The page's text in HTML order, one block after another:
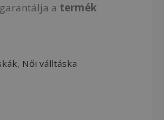
a termék
, Női válltáska